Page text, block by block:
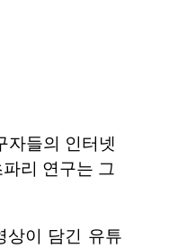
자들의 인터넷
리 연구는 그
상이 담긴 유튜